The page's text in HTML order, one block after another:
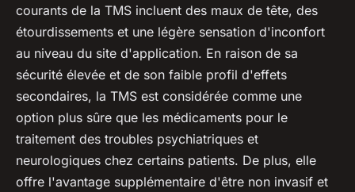
courants de la TMS incluent des maux de tête, des
étourdissements et une légère sensation d'inconfort
au niveau du site d'application. En raison de sa
sécurité élevée et de son faible profil d'effets
secondaires, la TMS est considérée comme une
option plus sûre que les médicaments pour le
traitement des troubles psychiatriques et
neurologiques chez certains patients. De plus, elle
offre l'avantage supplémentaire d'être non invasif et